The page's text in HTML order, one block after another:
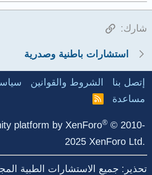
شارك: الرابط
استشارات باطنية وصدرية
إتصل بنا الشروط والقوانين
مساعدة
R
platform by XenForo® © 2010-
2025 XenForo Ltd.
تحذير: جميع الاستشارات الطبية